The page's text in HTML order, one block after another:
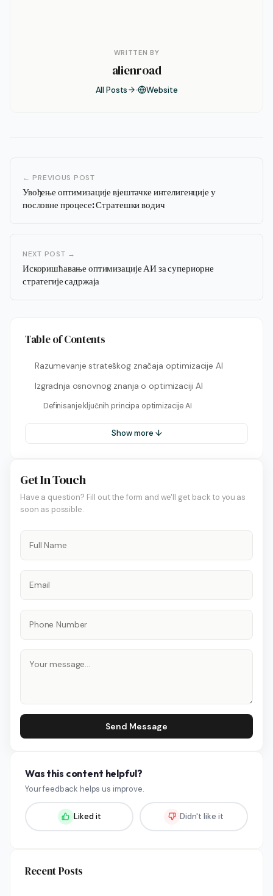
WRITTEN BY
alienroad
All Posts Website
← PREVIOUS POST
Увођење оптимизације вјештачке интелигенције у
пословне процесе: Стратешки водич
NEXT POST →
Искоришћавање оптимизације АИ за супериорне
стратегије садржаја
Table of Contents
Razumevanje strateškog značaja optimizacije AI
Izgradnja osnovnog znanja o optimizaciji AI
Definisanje ključnih principa optimizacije AI
Show more ↓
Get In Touch
Have a question? Fill out the form and we'll get back to you as
soon as possible.
Send Message
Was this content helpful?
Your feedback helps us improve.
Liked it Didn't like it
Recent Posts